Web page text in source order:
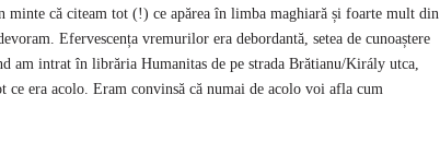
minte că citeam tot (!) ce apărea în limba maghiară și foarte mult din
Efervescența vremurilor era debordantă, setea de cunoaștere
am intrat în librăria Humanitas de pe strada Brătianu/Király utca,
era acolo. Eram convinsă că numai de acolo voi afla cum